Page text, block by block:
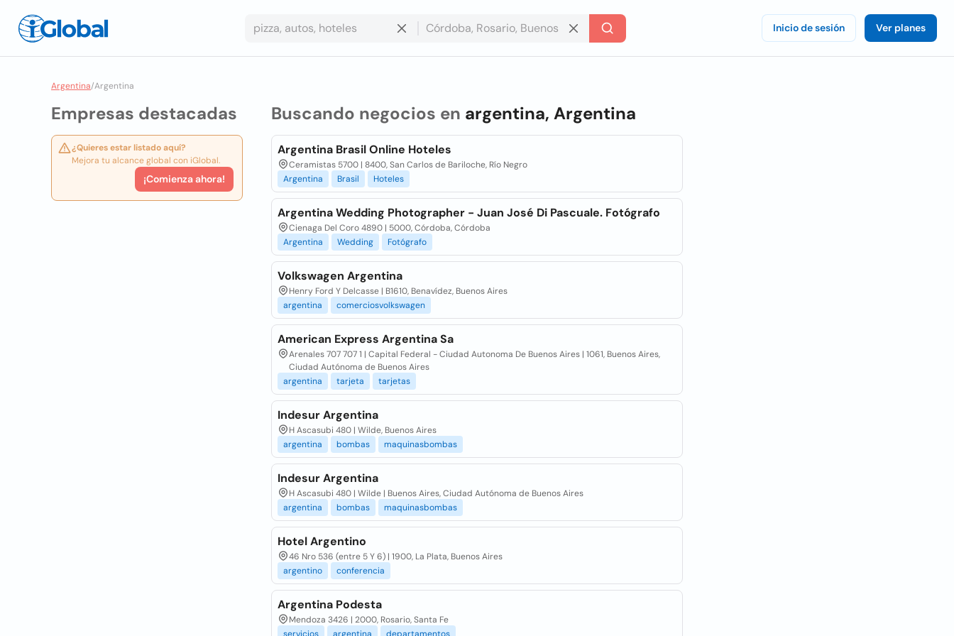
Inicio de sesión Ver planes
Argentina/Argentina
Empresas destacadas
¿Quieres estar listado aquí?
Mejora tu alcance global con iGlobal.
¡Comienza ahora!
Buscando negocios en argentina, Argentina
Argentina Brasil Online Hoteles
Ceramistas 5700 | 8400, San Carlos de Bariloche, Río Negro
Argentina
Brasil Hoteles
Argentina Wedding Photographer - Juan José Di Pascuale. Fotógrafo
Cienaga Del Coro 4890 | 5000, Córdoba, Córdoba
Argentina
Wedding Fotógrafo
Volkswagen Argentina
Henry Ford Y Delcasse | B1610, Benavídez, Buenos Aires
argentina
comerciosvolkswagen
American Express Argentina Sa
Arenales 707 707 1 | Capital Federal - Ciudad Autonoma De Buenos Aires | 1061, Buenos Aires,
Ciudad Autónoma de Buenos Aires
argentina
tarjeta tarjetas
Indesur Argentina
H Ascasubi 480 | Wilde, Buenos Aires
argentina
bombas maquinasbombas
Indesur Argentina
H Ascasubi 480 | Wilde | Buenos Aires, Ciudad Autónoma de Buenos Aires
argentina
bombas maquinasbombas
Hotel Argentino
46 Nro 536 (entre 5 Y 6) | 1900, La Plata, Buenos Aires
argentino
conferencia
Argentina Podesta
Mendoza 3426 | 2000, Rosario, Santa Fe